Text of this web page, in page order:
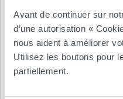
Avant de continuer sur
d’une autorisation «
nous aident à améliorer
Utilisez les boutons pour
partiellement.
Nom :Service Recrutement
Email :contact@elecjobs.fr
Tél.:0139027335